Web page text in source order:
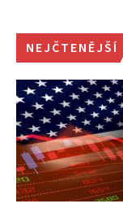
NEJČTENĚJŠÍ